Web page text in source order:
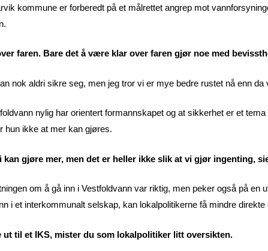
kommune er forberedt på et målrettet angrep mot
faren. Bare det å være klar over faren gjør noe med
nok aldri sikre seg, men jeg tror vi er mye bedre rustet nå enn da
nylig har orientert formannskapet og at sikkerhet er et
hun ikke at mer kan gjøres.
gjøre mer, men det er heller ikke slik at vi gjør ingenting,
om å gå inn i Vestfoldvann var riktig, men peker også på en
i et interkommunalt selskap, kan lokalpolitikerne få mindre direkte
ut til et IKS, mister du som lokalpolitiker litt oversikten.